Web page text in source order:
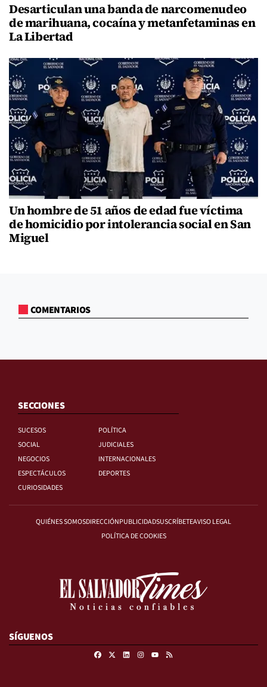
Desarticulan una banda de narcomenudeo
de marihuana, cocaína y metanfetaminas en
La Libertad
Un hombre de 51 años de edad fue víctima
de homicidio por intolerancia social en San
Miguel
COMENTARIOS
SECCIONES
SUCESOS
POLÍTICA
SOCIAL
JUDICIALES
NEGOCIOS
INTERNACIONALES
ESPECTÁCULOS
DEPORTES
CURIOSIDADES
QUIÉNES SOMOSDIRECCIÓNPUBLICIDADSUSCRÍBETEAVISO LEGAL
POLÍTICA DE COOKIES
SÍGUENOS
FacebookLinkedinInstagram